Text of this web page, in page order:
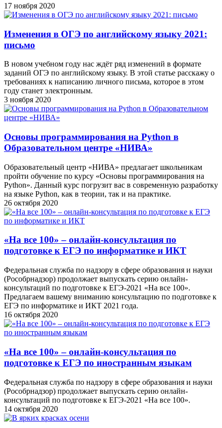
17 ноября 2020
Изменения в ОГЭ по английскому языку 2021:
письмо
В новом учебном году нас ждёт ряд изменений в формате
заданий ОГЭ по английскому языку. В этой статье расскажу о
требованиях к написанию личного письма, которое в этом
году станет электронным.
3 ноября 2020
Основы программирования на Python в
Образовательном центре «НИВА»
Образовательный центр «НИВА» предлагает школьникам
пройти обучение по курсу «Основы программирования на
Python». Данный курс погрузит вас в современную разработку
на языке Python, как в теории, так и на практике.
26 октября 2020
«На все 100» – онлайн-консультация по
подготовке к ЕГЭ по информатике и ИКТ
Федеральная служба по надзору в сфере образования и науки
(Рособрнадзор) продолжает выпускать серию онлайн-
консультаций по подготовке к ЕГЭ-2021 «На все 100».
Предлагаем вашему вниманию консультацию по подготовке к
ЕГЭ по информатике и ИКТ 2021 года.
16 октября 2020
«На все 100» – онлайн-консультация по
подготовке к ЕГЭ по иностранным языкам
Федеральная служба по надзору в сфере образования и науки
(Рособрнадзор) продолжает выпускать серию онлайн-
консультаций по подготовке к ЕГЭ-2021 «На все 100».
14 октября 2020